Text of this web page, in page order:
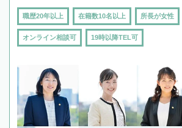
職歴20年以上 在籍数10名以上 所長が女性
オンライン相談可 19時以降TEL可